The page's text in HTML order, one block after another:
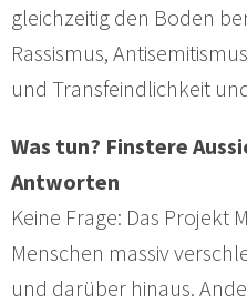
gleichzeitig den Boden
Rassismus,
und Transfeindlichkeit
Was tun? Finstere
Antworten
Keine Frage: Das Projekt
Menschen massiv
und darüber hinaus.